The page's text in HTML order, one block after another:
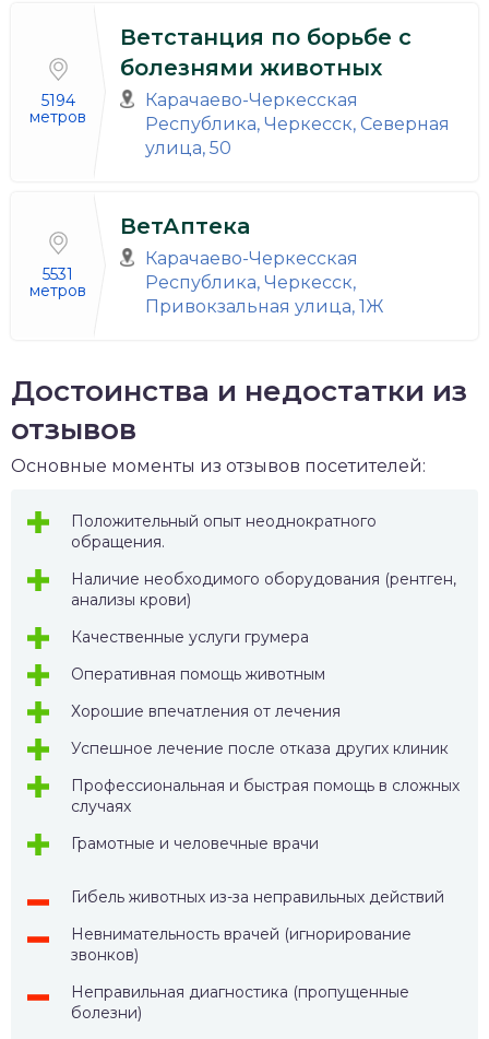
5194
метров
Ветстанция по борьбе с
болезнями животных
Карачаево-Черкесская
Республика, Черкесск, Северная
улица, 50
5531
метров
ВетАптека
Карачаево-Черкесская
Республика, Черкесск,
Привокзальная улица, 1Ж
Достоинства и недостатки из
отзывов
Основные моменты из отзывов посетителей:
Положительный опыт неоднократного
обращения.
Наличие необходимого оборудования (рентген,
анализы крови)
Качественные услуги грумера
Оперативная помощь животным
Хорошие впечатления от лечения
Успешное лечение после отказа других клиник
Профессиональная и быстрая помощь в сложных
случаях
Грамотные и человечные врачи
Гибель животных из-за неправильных действий
Невнимательность врачей (игнорирование
звонков)
Неправильная диагностика (пропущенные
болезни)